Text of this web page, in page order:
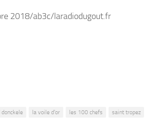
2018/ab3c/laradiodugout.fr
donckele la voile d'or les 100 chefs saint tropez